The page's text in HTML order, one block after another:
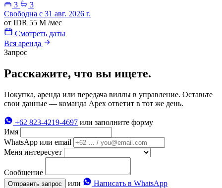
3
3
Свободна с 31 авг. 2026 г.
от IDR 55 M /мес
Смотреть даты
Вся аренда
Запрос
Расскажите, что вы ищете.
Покупка, аренда или передача виллы в управление. Оставьте
свои данные — команда Apex ответит в тот же день.
+62 823-4219-4697 или заполните форму
Имя
WhatsApp или email
Меня интересует
Сообщение
Отправить запрос или Написать в WhatsApp